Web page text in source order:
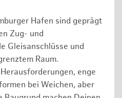
Hafen sind geprägt
Zug- und
Gleisanschlüsse und
Raum.
enge
bei Weichen, aber